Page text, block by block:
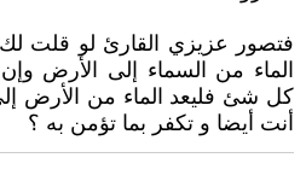
فتصور عزيزي القارئ لو قلت لك
الماء من السماء إلى الأرض
كل شئ فليعد الماء من الأرض
أنت أيضا و تكفر بما تؤمن به ؟